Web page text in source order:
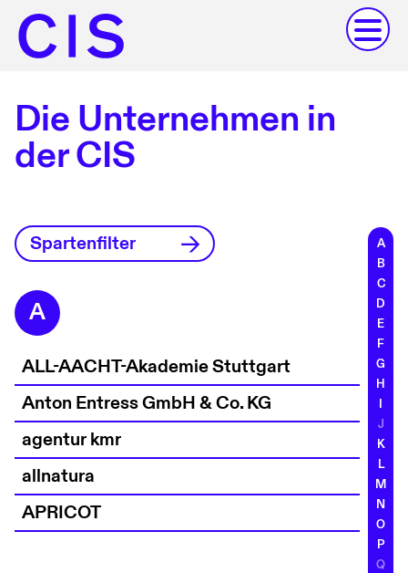
Die Unternehmen in
der CIS
Spartenfilter
A
B
C
D
E
F
G
H
J
K
L
M
N
O
P
Q
A
ALL-AACHT-Akademie Stuttgart
Anton Entress GmbH & Co. KG
agentur kmr
allnatura
APRICOT